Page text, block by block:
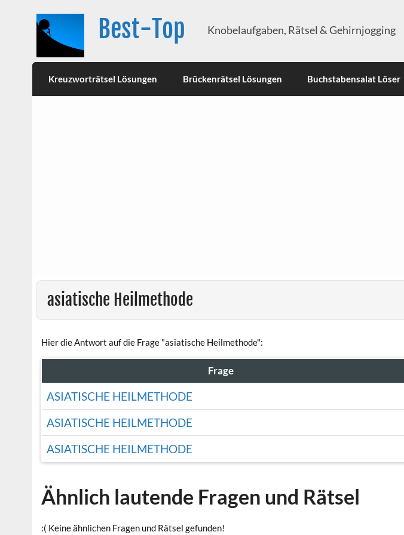
Best-Top Knobelaufgaben, Rätsel & Gehirnjogging
Kreuzworträtsel Lösungen Brückenrätsel Lösungen Buchstabensalat Löser
asiatische Heilmethode
Hier die Antwort auf die Frage "asiatische Heilmethode":
Frage
ASIATISCHE HEILMETHODE
ASIATISCHE HEILMETHODE
ASIATISCHE HEILMETHODE
Ähnlich lautende Fragen und Rätsel
:( Keine ähnlichen Fragen und Rätsel gefunden!